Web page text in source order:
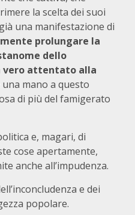
la scelta dei suoi
una manifestazione di
prolungare la
dello
vero attentato alla
una mano a questo
di più del famigerato
e, magari, di
cose apertamente,
anche all’impudenza.
e dei
popolare.